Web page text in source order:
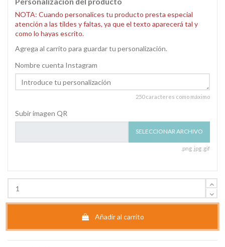
NOTA: Cuando personalices tu producto presta especial
atención a las tildes y faltas, ya que el texto aparecerá tal y
como lo hayas escrito.
Agrega al carrito para guardar tu personalización.
Nombre cuenta Instagram
250 caracteres como máximo
Subir imagen QR
SELECCIONAR ARCHIVO
.png .jpg .gif
Añadir al carrito